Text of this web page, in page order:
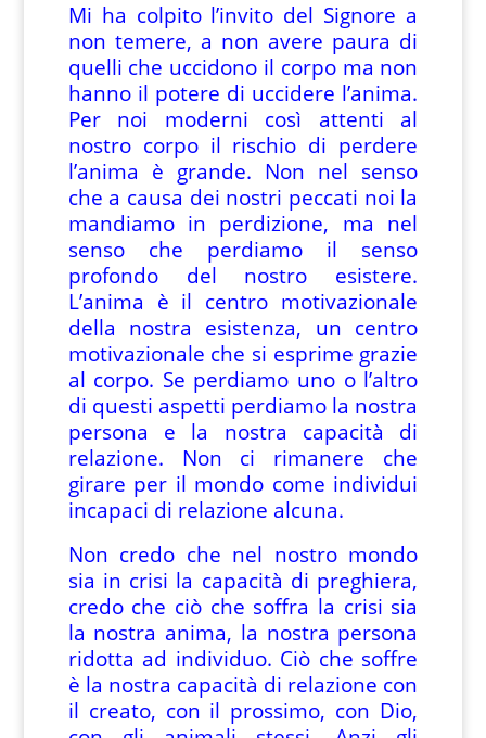
Mi ha colpito l’invito del Signore a
non temere, a non avere paura di
quelli che uccidono il corpo ma non
hanno il potere di uccidere l’anima.
Per noi moderni così attenti al
nostro corpo il rischio di perdere
l’anima è grande. Non nel senso
che a causa dei nostri peccati noi la
mandiamo in perdizione, ma nel
senso che perdiamo il senso
profondo del nostro esistere.
L’anima è il centro motivazionale
della nostra esistenza, un centro
motivazionale che si esprime grazie
al corpo. Se perdiamo uno o l’altro
di questi aspetti perdiamo la nostra
persona e la nostra capacità di
relazione. Non ci rimanere che
girare per il mondo come individui
incapaci di relazione alcuna.
Non credo che nel nostro mondo
sia in crisi la capacità di preghiera,
credo che ciò che soffra la crisi sia
la nostra anima, la nostra persona
ridotta ad individuo. Ciò che soffre
è la nostra capacità di relazione con
il creato, con il prossimo, con Dio,